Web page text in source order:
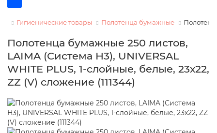
Гигиенические товары Полотенца бумажные
Полотенца бумажные 250 листов,
LAIMA (Система H3), UNIVERSAL
WHITE PLUS, 1-слойные, белые, 23х22,
ZZ (V) сложение (111344)